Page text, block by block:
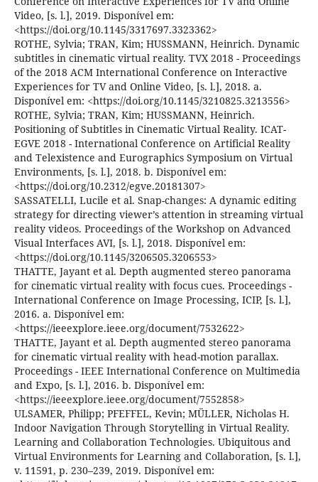
Video, [s. l.], 2019. Disponível em:
<https://doi.org/10.1145/3317697.3323362>
ROTHE, Sylvia; TRAN, Kim; HUSSMANN, Heinrich. Dynamic
subtitles in cinematic virtual reality. TVX 2018 - Proceedings
of the 2018 ACM International Conference on Interactive
Experiences for TV and Online Video, [s. l.], 2018. a.
Disponível em: <https://doi.org/10.1145/3210825.3213556>
ROTHE, Sylvia; TRAN, Kim; HUSSMANN, Heinrich.
Positioning of Subtitles in Cinematic Virtual Reality. ICAT-
EGVE 2018 - International Conference on Artificial Reality
and Telexistence and Eurographics Symposium on Virtual
Environments, [s. l.], 2018. b. Disponível em:
<https://doi.org/10.2312/egve.20181307>
SASSATELLI, Lucile et al. Snap-changes: A dynamic editing
strategy for directing viewer’s attention in streaming virtual
reality videos. Proceedings of the Workshop on Advanced
Visual Interfaces AVI, [s. l.], 2018. Disponível em:
<https://doi.org/10.1145/3206505.3206553>
THATTE, Jayant et al. Depth augmented stereo panorama
for cinematic virtual reality with focus cues. Proceedings -
International Conference on Image Processing, ICIP, [s. l.],
2016. a. Disponível em:
<https://ieeexplore.ieee.org/document/7532622>
THATTE, Jayant et al. Depth augmented stereo panorama
for cinematic virtual reality with head-motion parallax.
Proceedings - IEEE International Conference on Multimedia
and Expo, [s. l.], 2016. b. Disponível em:
<https://ieeexplore.ieee.org/document/7552858>
ULSAMER, Philipp; PFEFFEL, Kevin; MÜLLER, Nicholas H.
Indoor Navigation Through Storytelling in Virtual Reality.
Learning and Collaboration Technologies. Ubiquitous and
Virtual Environments for Learning and Collaboration, [s. l.],
v. 11591, p. 230–239, 2019. Disponível em: